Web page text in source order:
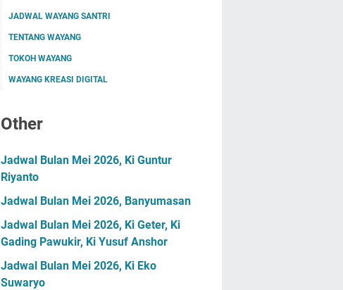
JADWAL WAYANG SANTRI
TENTANG WAYANG
TOKOH WAYANG
WAYANG KREASI DIGITAL
Other
Jadwal Bulan Mei 2026, Ki Guntur
Riyanto
Jadwal Bulan Mei 2026, Banyumasan
Jadwal Bulan Mei 2026, Ki Geter, Ki
Gading Pawukir, Ki Yusuf Anshor
Jadwal Bulan Mei 2026, Ki Eko
Suwaryo